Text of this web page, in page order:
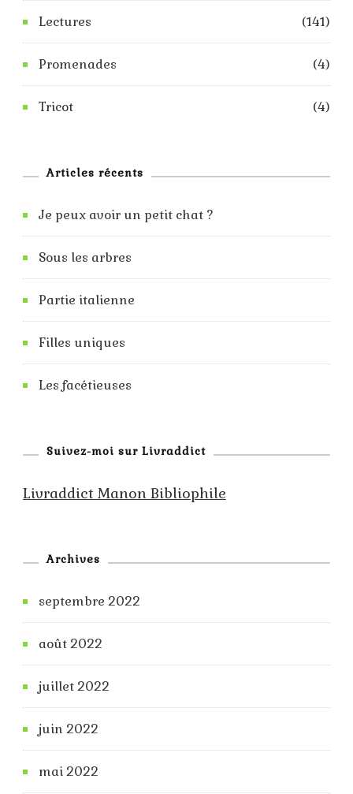
Lectures (141)
Promenades (4)
Tricot (4)
Articles récents
Je peux avoir un petit chat ?
Sous les arbres
Partie italienne
Filles uniques
Les facétieuses
Suivez-moi sur Livraddict
Livraddict Manon Bibliophile
Archives
septembre 2022
août 2022
juillet 2022
juin 2022
mai 2022